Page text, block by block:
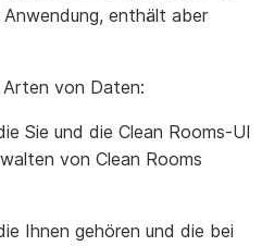
enthält aber
von Daten:
Sie und die Clean Rooms-UI
von Clean Rooms
Ihnen gehören und die bei